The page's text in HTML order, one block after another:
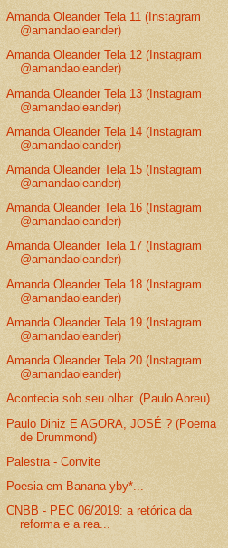
Amanda Oleander Tela 11 (Instagram
@amandaoleander)
Amanda Oleander Tela 12 (Instagram
@amandaoleander)
Amanda Oleander Tela 13 (Instagram
@amandaoleander)
Amanda Oleander Tela 14 (Instagram
@amandaoleander)
Amanda Oleander Tela 15 (Instagram
@amandaoleander)
Amanda Oleander Tela 16 (Instagram
@amandaoleander)
Amanda Oleander Tela 17 (Instagram
@amandaoleander)
Amanda Oleander Tela 18 (Instagram
@amandaoleander)
Amanda Oleander Tela 19 (Instagram
@amandaoleander)
Amanda Oleander Tela 20 (Instagram
@amandaoleander)
Acontecia sob seu olhar. (Paulo Abreu)
Paulo Diniz E AGORA, JOSÉ ? (Poema
de Drummond)
Palestra - Convite
Poesia em Banana-yby*...
CNBB - PEC 06/2019: a retórica da
reforma e a rea...